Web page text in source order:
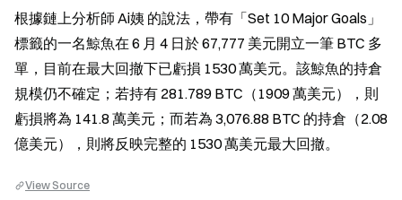
根據鏈上分析師 Ai姨 的說法，帶有「Set 10 Major Goals」
標籤的一名鯨魚在 6 月 4 日於 67,777 美元開立一筆 BTC 多
單，目前在最大回撤下已虧損 1530 萬美元。該鯨魚的持倉
規模仍不確定；若持有 281.789 BTC（1909 萬美元），則
虧損將為 141.8 萬美元；而若為 3,076.88 BTC 的持倉（2.08
億美元），則將反映完整的 1530 萬美元最大回撤。
View Source